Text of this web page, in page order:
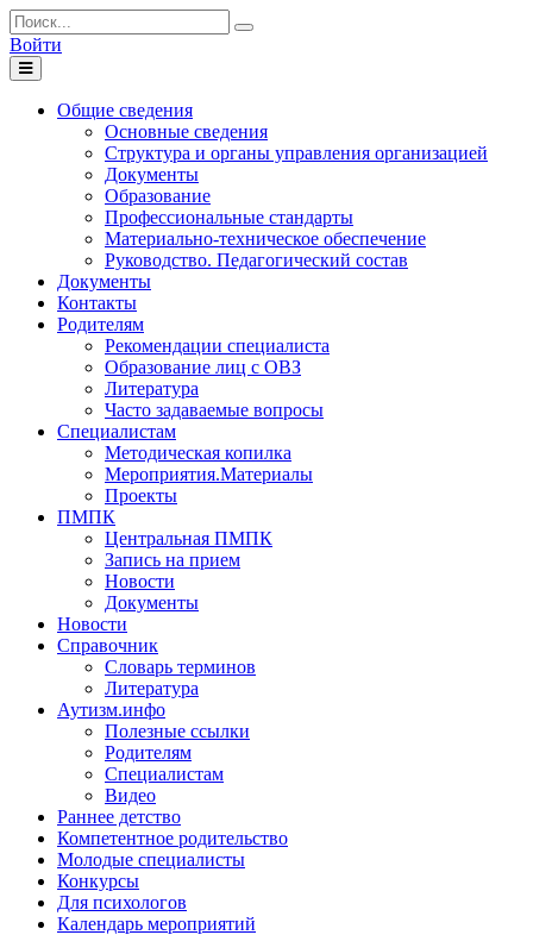
Войти
Toggle
navigation
Общие сведения
Основные сведения
Структура и органы управления организацией
Документы
Образование
Профессиональные стандарты
Материально-техническое обеспечение
Руководство. Педагогический состав
Документы
Контакты
Родителям
Рекомендации специалиста
Образование лиц с ОВЗ
Литература
Часто задаваемые вопросы
Специалистам
Методическая копилка
Мероприятия.Материалы
Проекты
ПМПК
Центральная ПМПК
Запись на прием
Новости
Документы
Новости
Справочник
Словарь терминов
Литература
Аутизм.инфо
Полезные ссылки
Родителям
Специалистам
Видео
Раннее детство
Компетентное родительство
Молодые специалисты
Конкурсы
Для психологов
Календарь мероприятий